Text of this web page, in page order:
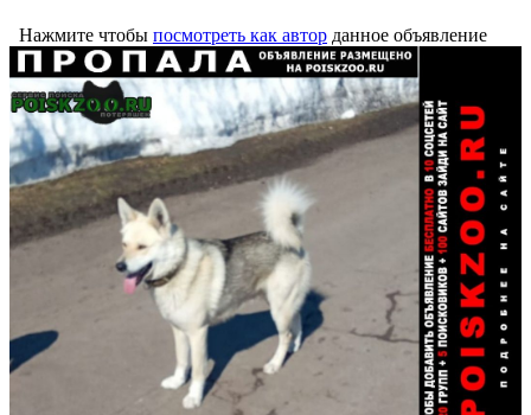
Нажмите чтобы посмотреть как автор данное объявление